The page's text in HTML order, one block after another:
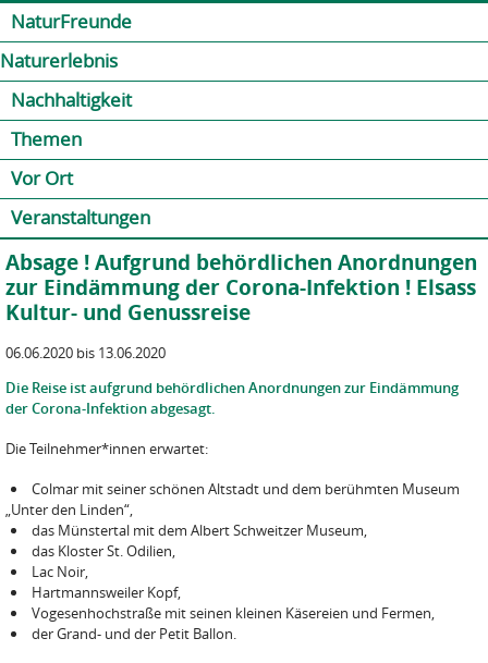
NaturFreunde
Naturerlebnis
Nachhaltigkeit
Themen
Vor Ort
Veranstaltungen
Absage ! Aufgrund behördlichen Anordnungen
zur Eindämmung der Corona-Infektion ! Elsass
Kultur- und Genussreise
06.06.2020 bis 13.06.2020
Die Reise ist aufgrund behördlichen Anordnungen zur Eindämmung
der Corona-Infektion abgesagt.
Die Teilnehmer*innen erwartet:
Colmar mit seiner schönen Altstadt und dem berühmten Museum
„Unter den Linden“,
das Münstertal mit dem Albert Schweitzer Museum,
das Kloster St. Odilien,
Lac Noir,
Hartmannsweiler Kopf,
Vogesenhochstraße mit seinen kleinen Käsereien und Fermen,
der Grand- und der Petit Ballon.